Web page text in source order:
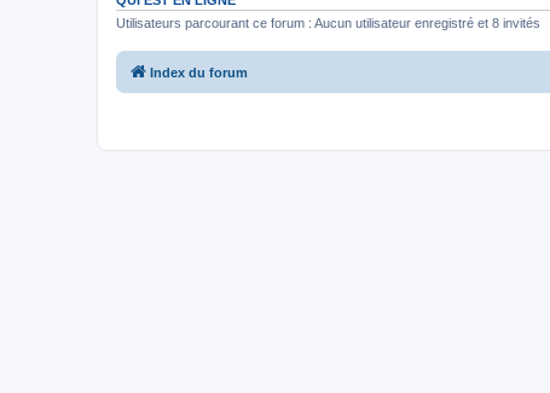
Utilisateurs parcourant ce forum : Aucun utilisateur enregistré et 8 invités
Index du forum